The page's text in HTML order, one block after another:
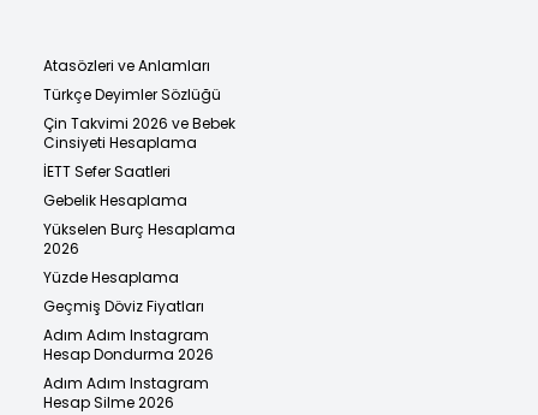
Atasözleri ve Anlamları
Türkçe Deyimler Sözlüğü
Çin Takvimi 2026 ve Bebek
Cinsiyeti Hesaplama
İETT Sefer Saatleri
Gebelik Hesaplama
Yükselen Burç Hesaplama
2026
Yüzde Hesaplama
Geçmiş Döviz Fiyatları
Adım Adım Instagram
Hesap Dondurma 2026
Adım Adım Instagram
Hesap Silme 2026